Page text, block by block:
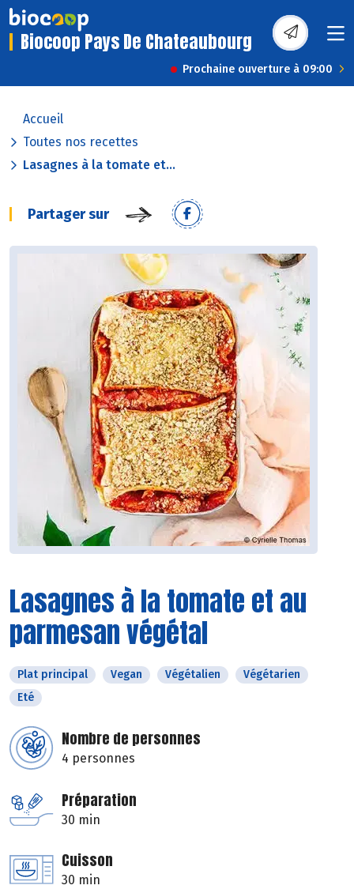
Biocoop Pays De Chateaubourg
Prochaine ouverture à 09:00
Accueil
Toutes nos recettes
Lasagnes à la tomate et...
Partager sur
Lasagnes à la tomate et au
parmesan végétal
Plat principal Vegan Végétalien
Végétarien
Eté
Nombre de personnes
4 personnes
Préparation
30 min
Cuisson
30 min